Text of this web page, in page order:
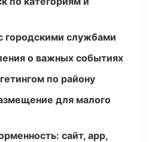
городскими службами
о важных событиях
по району
для малого
сайт, app,